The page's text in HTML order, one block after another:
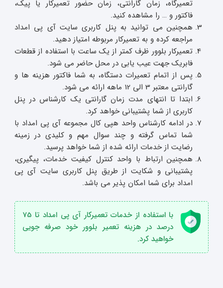
تعمیرگاه، زمان گارانتی، زمان حضور تعمیرکار یا پیک،
فاکتور و … را مشاهده کنید.
همچنین می توانید به پنل کاربری سایت آی پی امداد
مراجعه کرده و به تعمیرکار مربوطه امتیاز دهید.
تعمیرکار بلوور ظرف کمتر از یک ساعت با استفاده از قطعات
فابریک جهت عیب یابی در محل حاضر می شود.
پس از اتمام تعمیرات دستگاه، به شما فاکتور هزینه ها و
گارانتی معتبر 3 الی 12 ماهه ارائه می شود.
ابتدا تا انتهای مدت زمان گارانتی یک کارشناس در پنل
کاربری از شما پشتیبانی خواهد کرد.
در ادامه کارشناس واحد هپی کال مجموعه آی پی امداد با
شما تماس گرفته و چند سوال مهم و کلیدی در زمینه
رضایت از خدمات ارائه شده از شما خواهد پرسید.
همچنین ارتباط با واحد کنترل کیفیت خدمات، پیگیری،
پشتیبانی و شکایت از طریق پنل کاربری سایت آی پی
امداد برای شما امکان پذیر می باشد.
با استفاده از خدمات تعمیرکار آی پی امداد تا 75
درصد در هزینه تعمیر بلوور خود صرفه جویی
خواهید کرد.